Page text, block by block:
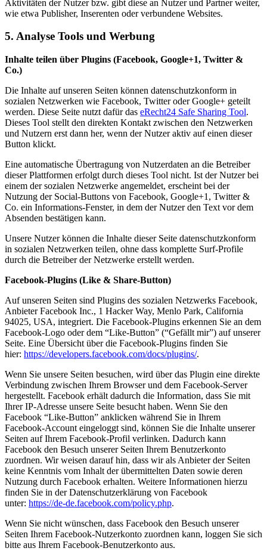
Aktivitäten der Nutzer bzw. gibt diese an Nutzer und Partner weiter,
wie etwa Publisher, Inserenten oder verbundene Websites.
5. Analyse Tools und Werbung
Inhalte teilen über Plugins (Facebook, Google+1, Twitter &
Co.)
Die Inhalte auf unseren Seiten können datenschutzkonform in
sozialen Netzwerken wie Facebook, Twitter oder Google+ geteilt
werden. Diese Seite nutzt dafür das eRecht24 Safe Sharing Tool.
Dieses Tool stellt den direkten Kontakt zwischen den Netzwerken
und Nutzern erst dann her, wenn der Nutzer aktiv auf einen dieser
Button klickt.
Eine automatische Übertragung von Nutzerdaten an die Betreiber
dieser Plattformen erfolgt durch dieses Tool nicht. Ist der Nutzer bei
einem der sozialen Netzwerke angemeldet, erscheint bei der
Nutzung der Social-Buttons von Facebook, Google+1, Twitter &
Co. ein Informations-Fenster, in dem der Nutzer den Text vor dem
Absenden bestätigen kann.
Unsere Nutzer können die Inhalte dieser Seite datenschutzkonform
in sozialen Netzwerken teilen, ohne dass komplette Surf-Profile
durch die Betreiber der Netzwerke erstellt werden.
Facebook-Plugins (Like & Share-Button)
Auf unseren Seiten sind Plugins des sozialen Netzwerks Facebook,
Anbieter Facebook Inc., 1 Hacker Way, Menlo Park, California
94025, USA, integriert. Die Facebook-Plugins erkennen Sie an dem
Facebook-Logo oder dem “Like-Button” (“Gefällt mir”) auf unserer
Seite. Eine Übersicht über die Facebook-Plugins finden Sie
hier: https://developers.facebook.com/docs/plugins/.
Wenn Sie unsere Seiten besuchen, wird über das Plugin eine direkte
Verbindung zwischen Ihrem Browser und dem Facebook-Server
hergestellt. Facebook erhält dadurch die Information, dass Sie mit
Ihrer IP-Adresse unsere Seite besucht haben. Wenn Sie den
Facebook “Like-Button” anklicken während Sie in Ihrem
Facebook-Account eingeloggt sind, können Sie die Inhalte unserer
Seiten auf Ihrem Facebook-Profil verlinken. Dadurch kann
Facebook den Besuch unserer Seiten Ihrem Benutzerkonto
zuordnen. Wir weisen darauf hin, dass wir als Anbieter der Seiten
keine Kenntnis vom Inhalt der übermittelten Daten sowie deren
Nutzung durch Facebook erhalten. Weitere Informationen hierzu
finden Sie in der Datenschutzerklärung von Facebook
unter: https://de-de.facebook.com/policy.php.
Wenn Sie nicht wünschen, dass Facebook den Besuch unserer
Seiten Ihrem Facebook-Nutzerkonto zuordnen kann, loggen Sie sich
bitte aus Ihrem Facebook-Benutzerkonto aus.